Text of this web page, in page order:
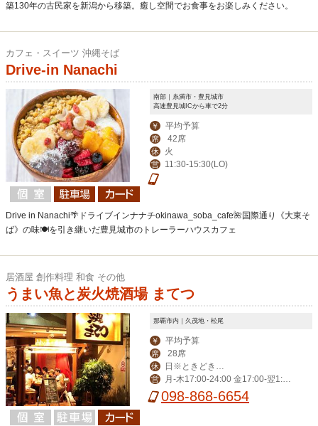
築130年の古民家を新潟から移築。癒し空間でお食事をお楽しみください。
カフェ・スイーツ 沖縄そば
Drive-in Nanachi
南部｜糸満市・豊見城市
高速豊見城ICから車で2分
￥ 平均予算
席 42席
休 火
営 11:30-15:30(LO)
Drive in Nanachi🌴ドライブインナナチokinawa_soba_cafe🌺国際通り《大東そ
ば》の味🍽を引き継いだ豊見城市のトレーラーハウスカフェ
居酒屋 創作料理 和食 その他
うまい魚と炭火焼酒場 まてつ
那覇市内｜久茂地・松尾
￥ 平均予算
席 28席
休
曜日
営
月-木17:00-24:00 金17:00-翌1:00
土15:00-翌1:00
098-868-6654